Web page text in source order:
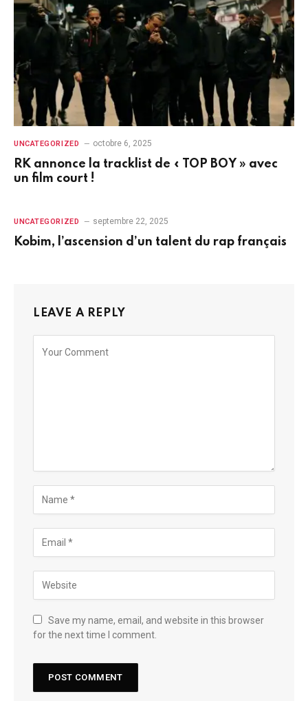
UNCATEGORIZED octobre 6, 2025
RK annonce la tracklist de « TOP BOY » avec
un film court !
UNCATEGORIZED septembre 22, 2025
Kobim, l’ascension d’un talent du rap français
LEAVE A REPLY
Save my name, email, and website in this browser
for the next time I comment.